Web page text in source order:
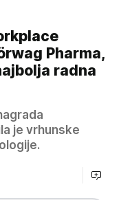
Pharma,
radna
je vrhunske